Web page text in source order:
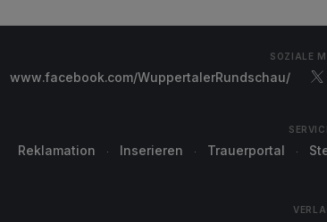
SOZIALE
www.facebook.com/WuppertalerRundschau/
Reklamation Inserieren Trauerportal